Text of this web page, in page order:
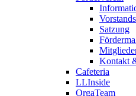
Satzung
Kontakt
Cafeteria
LLInside
OrgaTeam